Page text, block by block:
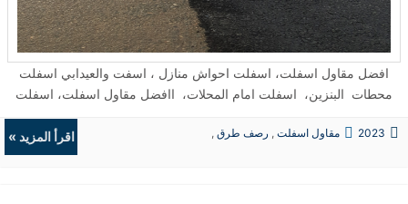
افضل مقاول اسفلت، اسفلت احواش منازل ، اسفت والعيدابي اسفلت
محطات البنزين، اسفلت امام المحلات، اافضل مقاول اسفلت، اسفلت
اسفلت احواش منازل ، اسفلت محطات البنزين، اسفلت امام المحلات
الداير والعيدابي المحلات الداير والعيدابي لداير والعيدابي ، ...
2023 مقاول اسفلت , رصف طرق ,
اقرأ المزيد »